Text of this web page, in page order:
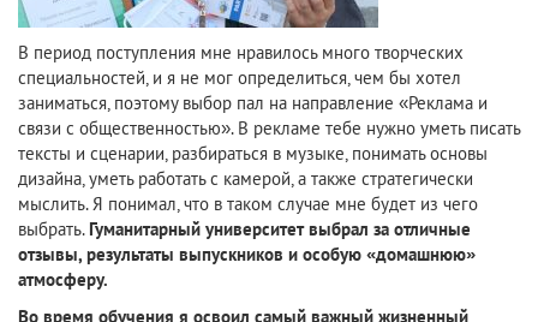
В период поступления мне нравилось много творческих
специальностей, и я не мог определиться, чем бы хотел
заниматься, поэтому выбор пал на направление «Реклама и
связи с общественностью». В рекламе тебе нужно уметь писать
тексты и сценарии, разбираться в музыке, понимать основы
дизайна, уметь работать с камерой, а также стратегически
мыслить. Я понимал, что в таком случае мне будет из чего
выбрать. Гуманитарный университет выбрал за отличные
отзывы, результаты выпускников и особую «домашнюю»
атмосферу.
Во время обучения я освоил самый важный жизненный